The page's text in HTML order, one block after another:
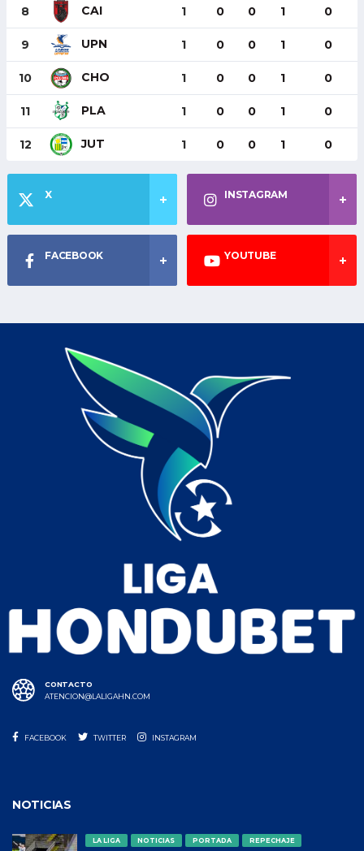
8 CAI 1 0 0 1 0
9 UPN 1 0 0 1 0
10 CHO 1 0 0 1 0
11 PLA 1 0 0 1 0
12 JUT 1 0 0 1 0
X INSTAGRAM
FACEBOOK YOUTUBE
CONTACTO
ATENCION@LALIGAHN.COM
FACEBOOK TWITTER INSTAGRAM
NOTICIAS
LA LIGA NOTICIAS PORTADA REPECHAJE